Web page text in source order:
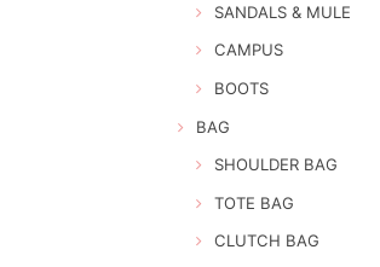
SANDALS & MULE
CAMPUS
BOOTS
BAG
SHOULDER BAG
TOTE BAG
CLUTCH BAG